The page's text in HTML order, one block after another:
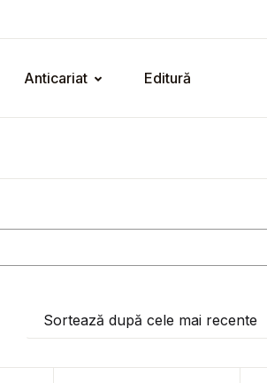
Anticariat Editură
Sortează după cele mai recente